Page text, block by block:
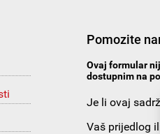
Pomozite
Ovaj formular
dostupnim na
Je li ovaj
Vaš prijedlog